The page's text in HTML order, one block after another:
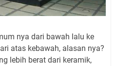
nya dari bawah lalu ke
atas kebawah, alasan nya?
lebih berat dari keramik,